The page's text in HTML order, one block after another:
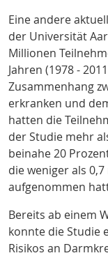
Eine andere
der Universität
Millionen
Jahren (1978 -
Zusammenhang
erkranken und
hatten die
der Studie mehr
beinahe 20
die weniger als
aufgenommen
Bereits ab einem
konnte die Studie
Risikos an